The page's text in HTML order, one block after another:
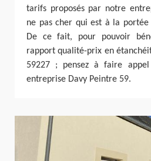
tarifs proposés par notre
ne pas cher qui est à la portée
De ce fait, pour pouvoir
rapport qualité-prix en
59227 ; pensez à faire
entreprise Davy Peintre 59.